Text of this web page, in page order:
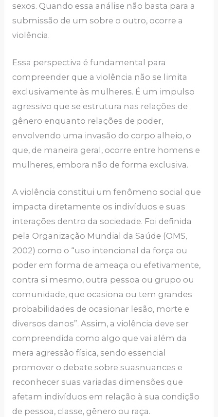
sexos. Quando essa análise não basta para a
submissão de um sobre o outro, ocorre a
violência.
Essa perspectiva é fundamental para
compreender que a violência não se limita
exclusivamente às mulheres. É um impulso
agressivo que se estrutura nas relações de
gênero enquanto relações de poder,
envolvendo uma invasão do corpo alheio, o
que, de maneira geral, ocorre entre homens e
mulheres, embora não de forma exclusiva.
A violência constitui um fenômeno social que
impacta diretamente os indivíduos e suas
interações dentro da sociedade. Foi definida
pela Organização Mundial da Saúde (OMS,
2002) como o “uso intencional da força ou
poder em forma de ameaça ou efetivamente,
contra si mesmo, outra pessoa ou grupo ou
comunidade, que ocasiona ou tem grandes
probabilidades de ocasionar lesão, morte e
diversos danos”. Assim, a violência deve ser
compreendida como algo que vai além da
mera agressão física, sendo essencial
promover o debate sobre suasnuances e
reconhecer suas variadas dimensões que
afetam indivíduos em relação à sua condição
de pessoa, classe, gênero ou raça.